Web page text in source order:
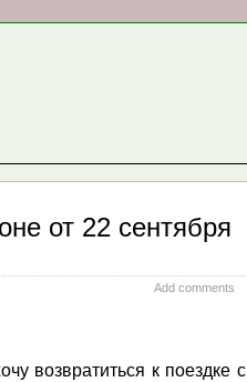
от 22 сентября
Add comments
возвратиться к поездке с